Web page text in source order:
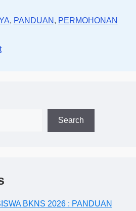
, PANDUAN , PERMOHONAN
Search
BKNS 2026 : PANDUAN